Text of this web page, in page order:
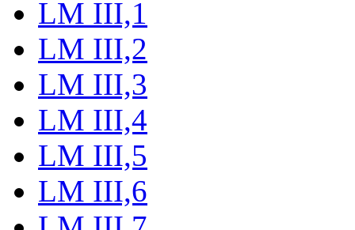
LM III,1
LM III,2
LM III,3
LM III,4
LM III,5
LM III,6